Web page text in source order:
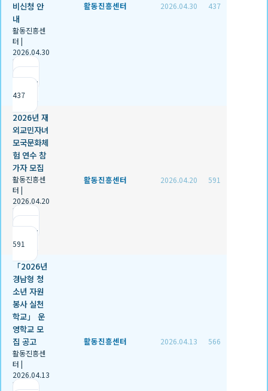
비신청 안
내
활동진흥센
터 |
2026.04.30
|
조회
437
활동진흥센터 2026.04.30 437
2026년 재
외교민자녀
모국문화체
험 연수 참
가자 모집
활동진흥센
터 |
2026.04.20
|
조회
591
활동진흥센터 2026.04.20 591
「2026년
경남형 청
소년 자원
봉사 실천
학교」 운
영학교 모
집 공고
활동진흥센
터 |
2026.04.13
|
활동진흥센터 2026.04.13 566